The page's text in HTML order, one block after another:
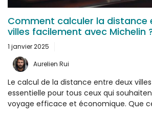
Comment calculer la distance
villes facilement avec Michelin
1 janvier 2025
Aurelien Rui
Le calcul de la distance entre deux
essentielle pour tous ceux qui
voyage efficace et économique. Que